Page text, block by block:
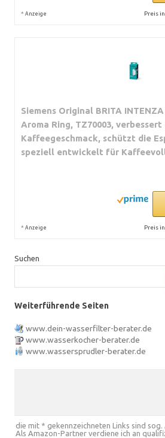
* Anzeige Preis
Siemens Original BRITA
Aroma Ring, TZ70003, verbessert
Kaffeegeschmack, schützt die
speziell entwickelt für
* Anzeige Preis
Suchen
Weiterführende Seiten
www.dein-wasserfilter-berater.de
www.wasserkocher-berater.de
www.wassersprudler-berater.de
die mit * gekennzeichneten Links sind
Als Amazon-Partner verdiene ich an